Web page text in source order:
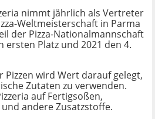
nimmt jährlich als Vertreter
Weltmeisterschaft in Parma
der Pizza-Nationalmannschaft
ersten Platz und 2021 den 4.
Pizzen wird Wert darauf gelegt,
Zutaten zu verwenden.
auf Fertigsoßen,
andere Zusatzstoffe.